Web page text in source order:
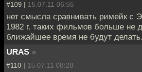
#109 | 15.07.11 06:55
нет смысла сравнивать римейк с
1982 г. таких фильмов больше не
ближайшее время не будут делать.
URAS »
#110 | 15.07.11 08:28